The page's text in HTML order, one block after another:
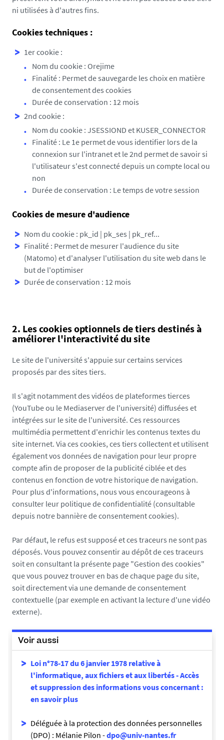
ni utilisées à d'autres fins.
Cookies techniques :
1er cookie :
Nom du cookie : Orejime
Finalité : Permet de sauvegarde les choix en matière
de consentement des cookies
Durée de conservation : 12 mois
2nd cookie :
Nom du cookie : JSESSIOND et KUSER_CONNECTOR
Finalité : Le 1e permet de vous identifier lors de la
connexion sur l'intranet et le 2nd permet de savoir si
l'utilisateur s'est connecté depuis un compte local ou
non
Durée de conservation : Le temps de votre session
Cookies de mesure d'audience
Nom du cookie : pk_id | pk_ses | pk_ref...
Finalité : Permet de mesurer l'audience du site
(Matomo) et d'analyser l'utilisation du site web dans le
but de l'optimiser
Durée de conservation : 12 mois
2. Les cookies optionnels de tiers destinés à
améliorer l'interactivité du site
Le site de l'université s'appuie sur certains services
proposés par des sites tiers.
Il s'agit notamment des vidéos de plateformes tierces
(YouTube ou le Mediaserver de l'université) diffusées et
intégrées sur le site de l'université. Ces ressources
multimédia permettent d'enrichir les contenus textes du
site internet. Via ces cookies, ces tiers collectent et utilisent
également vos données de navigation pour leur propre
compte afin de proposer de la publicité ciblée et des
contenus en fonction de votre historique de navigation.
Pour plus d'informations, nous vous encourageons à
consulter leur politique de confidentialité (consultable
depuis notre bannière de consentement cookies).
Par défaut, le refus est supposé et ces traceurs ne sont pas
déposés. Vous pouvez consentir au dépôt de ces traceurs
soit en consultant la présente page "Gestion des cookies"
que vous pouvez trouver en bas de chaque page du site,
soit directement via une demande de consentement
contextuelle (par exemple en activant la lecture d'une vidéo
externe).
Voir aussi
Loi n°78-17 du 6 janvier 1978 relative à
l'informatique, aux fichiers et aux libertés - Accès
et suppression des informations vous concernant :
en savoir plus
Déléguée à la protection des données personnelles
(DPO) : Mélanie Pilon -dpo@univ-nantes.fr